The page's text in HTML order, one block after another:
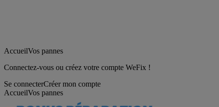
AccueilVos pannes
Connectez-vous ou créez votre compte WeFix !
Se connecterCréer mon compte
AccueilVos pannes